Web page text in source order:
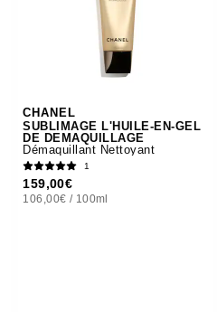
CHANEL
SUBLIMAGE L'HUILE-EN-GEL
DE DEMAQUILLAGE
Démaquillant Nettoyant
1
159,00€
106,00€ / 100ml